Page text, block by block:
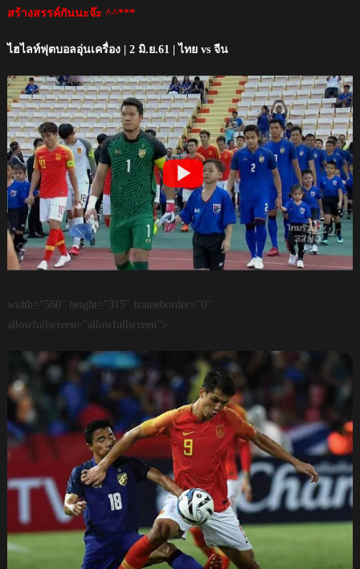
สร้างสรรค์กันนะจ๊ะ ^^***
ไฮไลท์ฟุตบอลอุ่นเครื่อง | 2 มิ.ย.61 | ไทย vs จีน
width="560" height="315" frameborder="0"
allowfullscreen="allowfullscreen">